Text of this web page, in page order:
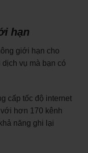
hạn
giới hạn cho
vụ mà bạn có
cấp tốc độ internet
hơn 170 kênh
năng ghi lại